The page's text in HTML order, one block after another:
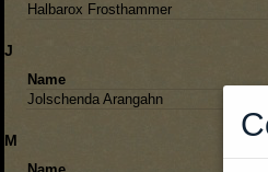
Halbarox Frosthammer
J
Name
Jolschenda Arangahn
M